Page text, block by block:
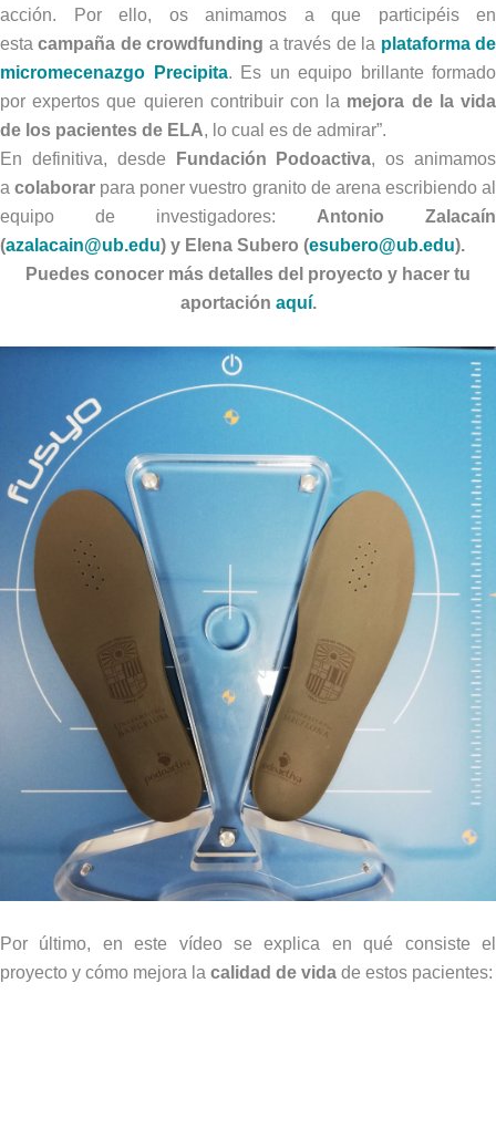
acción. Por ello, os animamos a que participéis en
estacampaña de crowdfunding a través de la plataforma de
micromecenazgo Precipita. Es un equipo brillante formado
por expertos que quieren contribuir con la mejora de la vida
de los pacientes de ELA, lo cual es de admirar”.
En definitiva, desde
Fundación Podoactiva, os animamos
acolaborar para poner vuestro granito de arena escribiendo al
equipo de investigadores: Antonio Zalacaín
(azalacain@ub.edu) y Elena Subero (esubero@ub.edu).
Puedes conocer más detalles del proyecto y hacer tu
aportación aquí.
Por último, en este vídeo se explica en qué consiste el
proyecto y cómo mejora la calidad de vida de estos pacientes: